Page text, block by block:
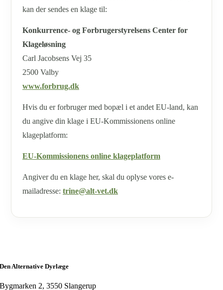
kan der sendes en klage til:
Konkurrence- og Forbrugerstyrelsens Center for
Klageløsning
Carl Jacobsens Vej 35
2500 Valby
www.forbrug.dk
Hvis du er forbruger med bopæl i et andet EU-land, kan
du angive din klage i EU-Kommissionens online
klageplatform:
EU-Kommissionens online klageplatform
Angiver du en klage her, skal du oplyse vores e-
mailadresse: trine@alt-vet.dk
Den Alternative Dyrlæge
Bygmarken 2, 3550 Slangerup